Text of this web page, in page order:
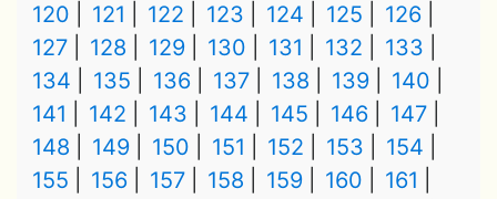
120
121 122 123 124 125
126
127
128 129 130 131 132
133
134
135 136 137 138 139
140
141
142 143 144 145 146
147
148
149 150 151 152 153
154
155
156 157 158 159 160
161